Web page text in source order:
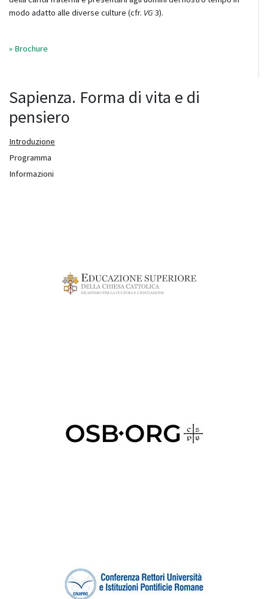
modo adatto alle diverse culture (cfr. VG 3).
» Brochure
Sapienza. Forma di vita e di
pensiero
Introduzione
Programma
Informazioni